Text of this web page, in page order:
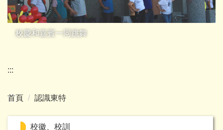
校慶和嘉賓一同跳舞
:::
首頁 認識東特
校徽、校訓